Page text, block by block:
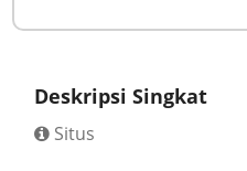
Deskripsi Singkat
Situs